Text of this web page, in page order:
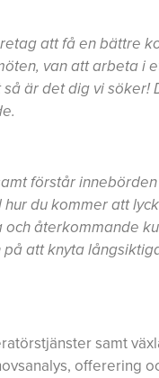
att få en bättre
van att arbeta i
är det dig vi söker!
förstår
du kommer att
återkommande
att knyta
samt
offerering